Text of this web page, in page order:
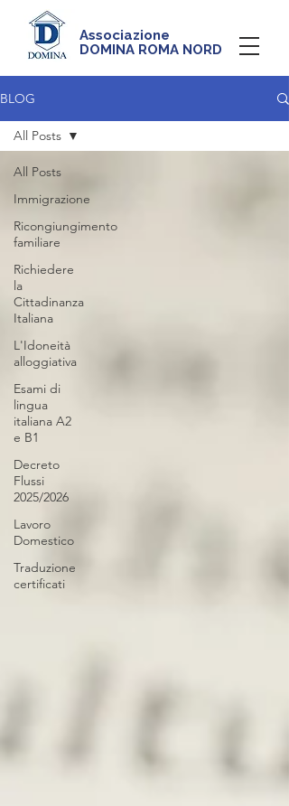
Associazione
DOMINA ROMA NORD
BLOG
All Posts
Immigrazione
Ricongiungimento
familiare
Richiedere
la
Cittadinanza
Italiana
L'Idoneità
alloggiativa
Esami di
lingua
italiana A2
e B1
Decreto
Flussi
2025/2026
Lavoro
Domestico
Traduzione
certificati
All Posts